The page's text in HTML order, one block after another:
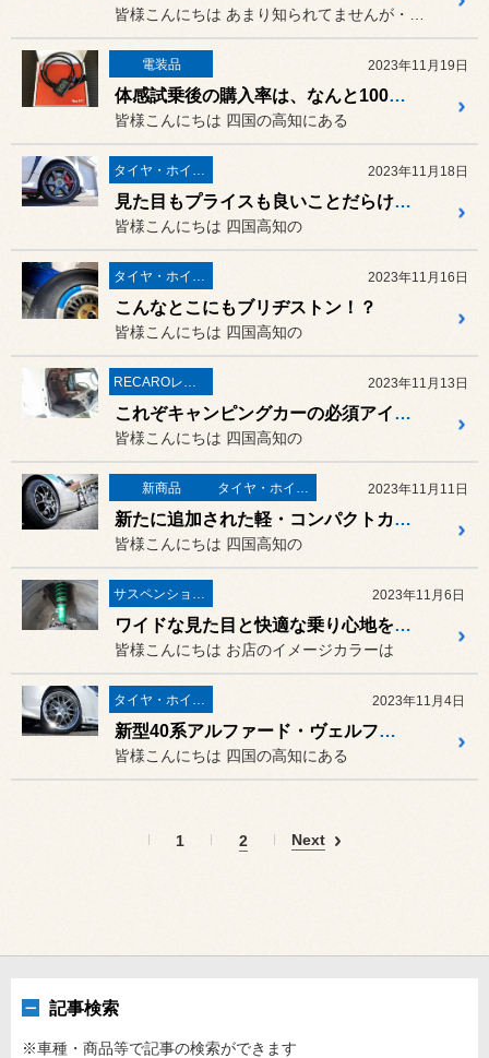
電装品 2023年11月19日
体感試乗後の購入率は、なんと100％！人気のスロットルコントローラー「DTE New PPT」をスズキ ジムニーシエラ（JB74W）に取り付けました！
皆様こんにちは 四国の高知にある
2023年11月18日
見た目もプライスも良いことだらけのインチダウン！ホンダ シビックタイプR（FK8）に「VOLK RACING TE37 SAGA SL＆POTENZA S007A」の取り付け！
皆様こんにちは 四国高知の
2023年11月16日
こんなとこにもブリヂストン！？
皆様こんにちは 四国高知の
2023年11月13日
これぞキャンピングカーの必須アイテム！トヨタ カムロード（KDY231）に「RECARO SR-7F GU100」の取り付け！
皆様こんにちは 四国高知の
新商品 2023年11月11日
新たに追加された軽・コンパクトカーサイズの16インチを早速装着しました！マツダ ロードスター（ND5RC）に「RAYS G025」＆「POTENZA Adrenalin RE004」の取り付け！
皆様こんにちは 四国高知の
2023年11月6日
ワイドな見た目と快適な乗り心地を実現するためにフルスペック車高調を投入！MAZDA3（BPFP）に「TEIN FLEX Z」の取り付け！
皆様こんにちは お店のイメージカラーは
2023年11月4日
新型40系アルファード・ヴェルファイアは21インチがお似合いかも！？トヨタ アルファードハイブリッド（AAHH40W）に「WORK LANVEC LM7」の取り付け！
皆様こんにちは 四国の高知にある
1 2 Next
記事検索
※車種・商品等で記事の検索ができます